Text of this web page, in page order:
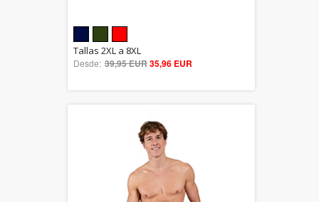
5.00
out of 5
Tallas 2XL a 8XL
Desde: 39,95 EUR35,96 EUR